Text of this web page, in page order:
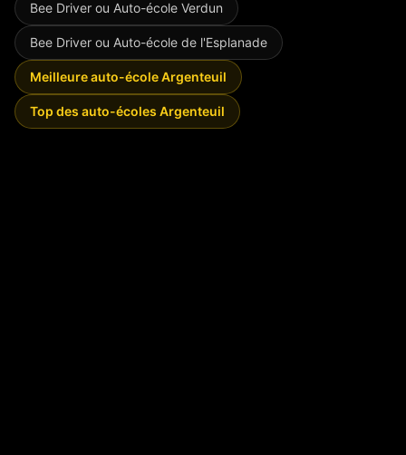
Bee Driver ou Auto-école Verdun
Bee Driver ou Auto-école de l'Esplanade
Meilleure auto-école Argenteuil
Top des auto-écoles Argenteuil